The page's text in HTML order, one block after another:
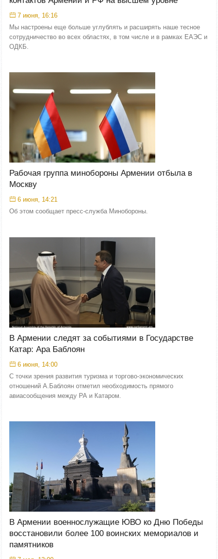
7 июня, 16:16
Мы настроены еще больше углублять и расширять наше тесное
сотрудничество во всех областях, в том числе и в рамках ЕАЭС и
ОДКБ.
Рабочая группа минобороны Армении отбыла в
Москву
6 июня, 14:21
Об этом сообщает пресс-служба Минобороны.
В Армении следят за событиями в Государстве
Катар: Ара Баблоян
6 июня, 14:00
С точки зрения развития туризма и торгово-экономических
отношений А.Баблоян отметил необходимость прямого
авиасообщения между РА и Катаром.
В Армении военнослужащие ЮВО ко Дню Победы
восстановили более 100 воинских мемориалов и
памятников